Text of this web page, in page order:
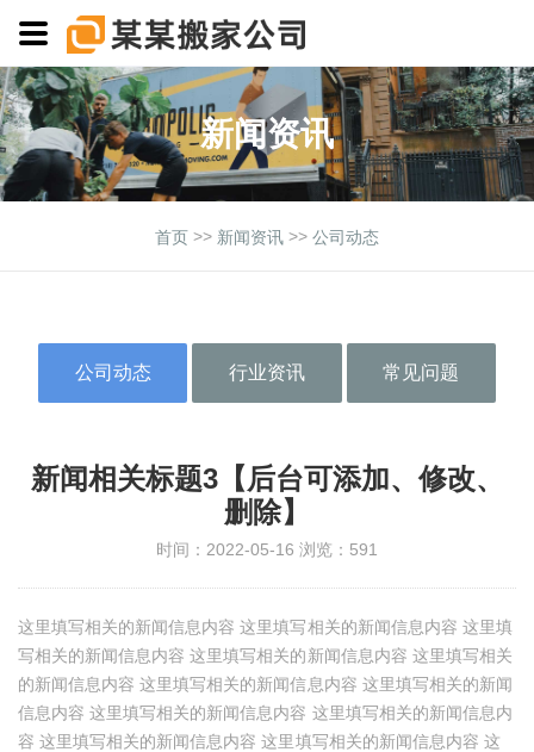
新闻资讯
首页>> 新闻资讯 >>公司动态
公司动态 行业资讯 常见问题
新闻相关标题3【后台可添加、修改、
删除】
时间：2022-05-16 浏览：591
这里填写相关的新闻信息内容 这里填写相关的新闻信息内容 这里填
写相关的新闻信息内容 这里填写相关的新闻信息内容 这里填写相关
的新闻信息内容 这里填写相关的新闻信息内容 这里填写相关的新闻
信息内容 这里填写相关的新闻信息内容 这里填写相关的新闻信息内
容 这里填写相关的新闻信息内容 这里填写相关的新闻信息内容 这